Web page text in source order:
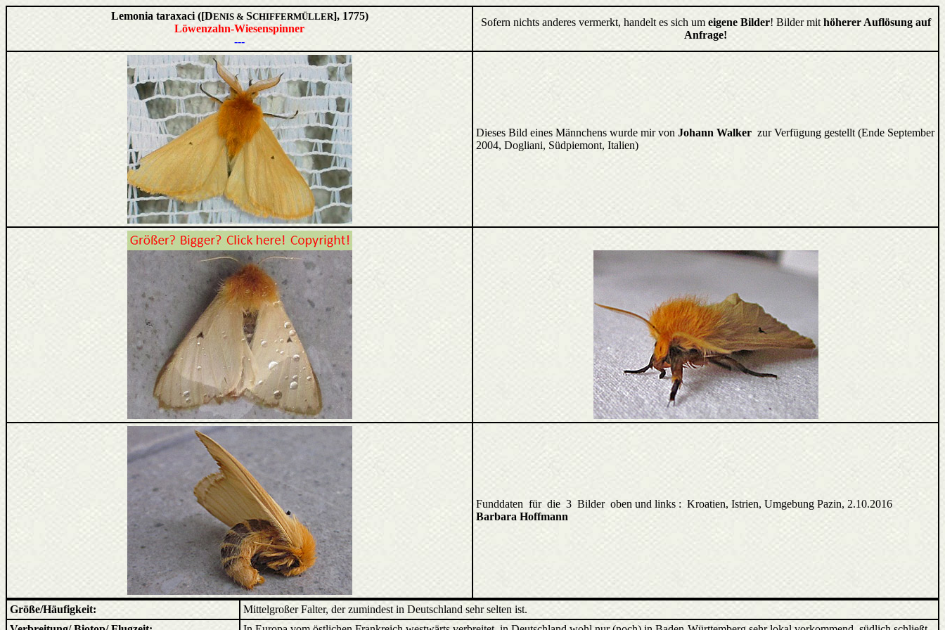
Lemonia taraxaci ([DENIS & SCHIFFERMÜLLER], 1775)
Löwenzahn-Wiesenspinner
---
Sofern nichts anderes vermerkt, handelt es sich um eigene Bilder! Bilder mit höherer Auflösung auf
Anfrage!
Dieses Bild eines Männchens wurde mir von Johann Walker zur Verfügung gestellt (Ende September
2004, Dogliani, Südpiemont, Italien)
Funddaten für die 3 Bilder oben und links : Kroatien, Istrien, Umgebung Pazin, 2.10.2016
Barbara Hoffmann
Größe/Häufigkeit:
Mittelgroßer Falter, der zumindest in Deutschland sehr selten ist.